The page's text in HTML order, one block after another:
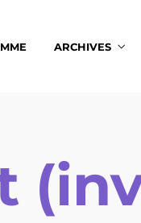
ARCHIVES